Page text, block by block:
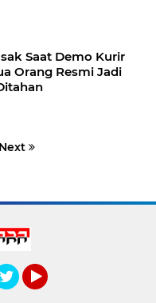
Saat Demo Kurir
Orang Resmi Jadi
Next